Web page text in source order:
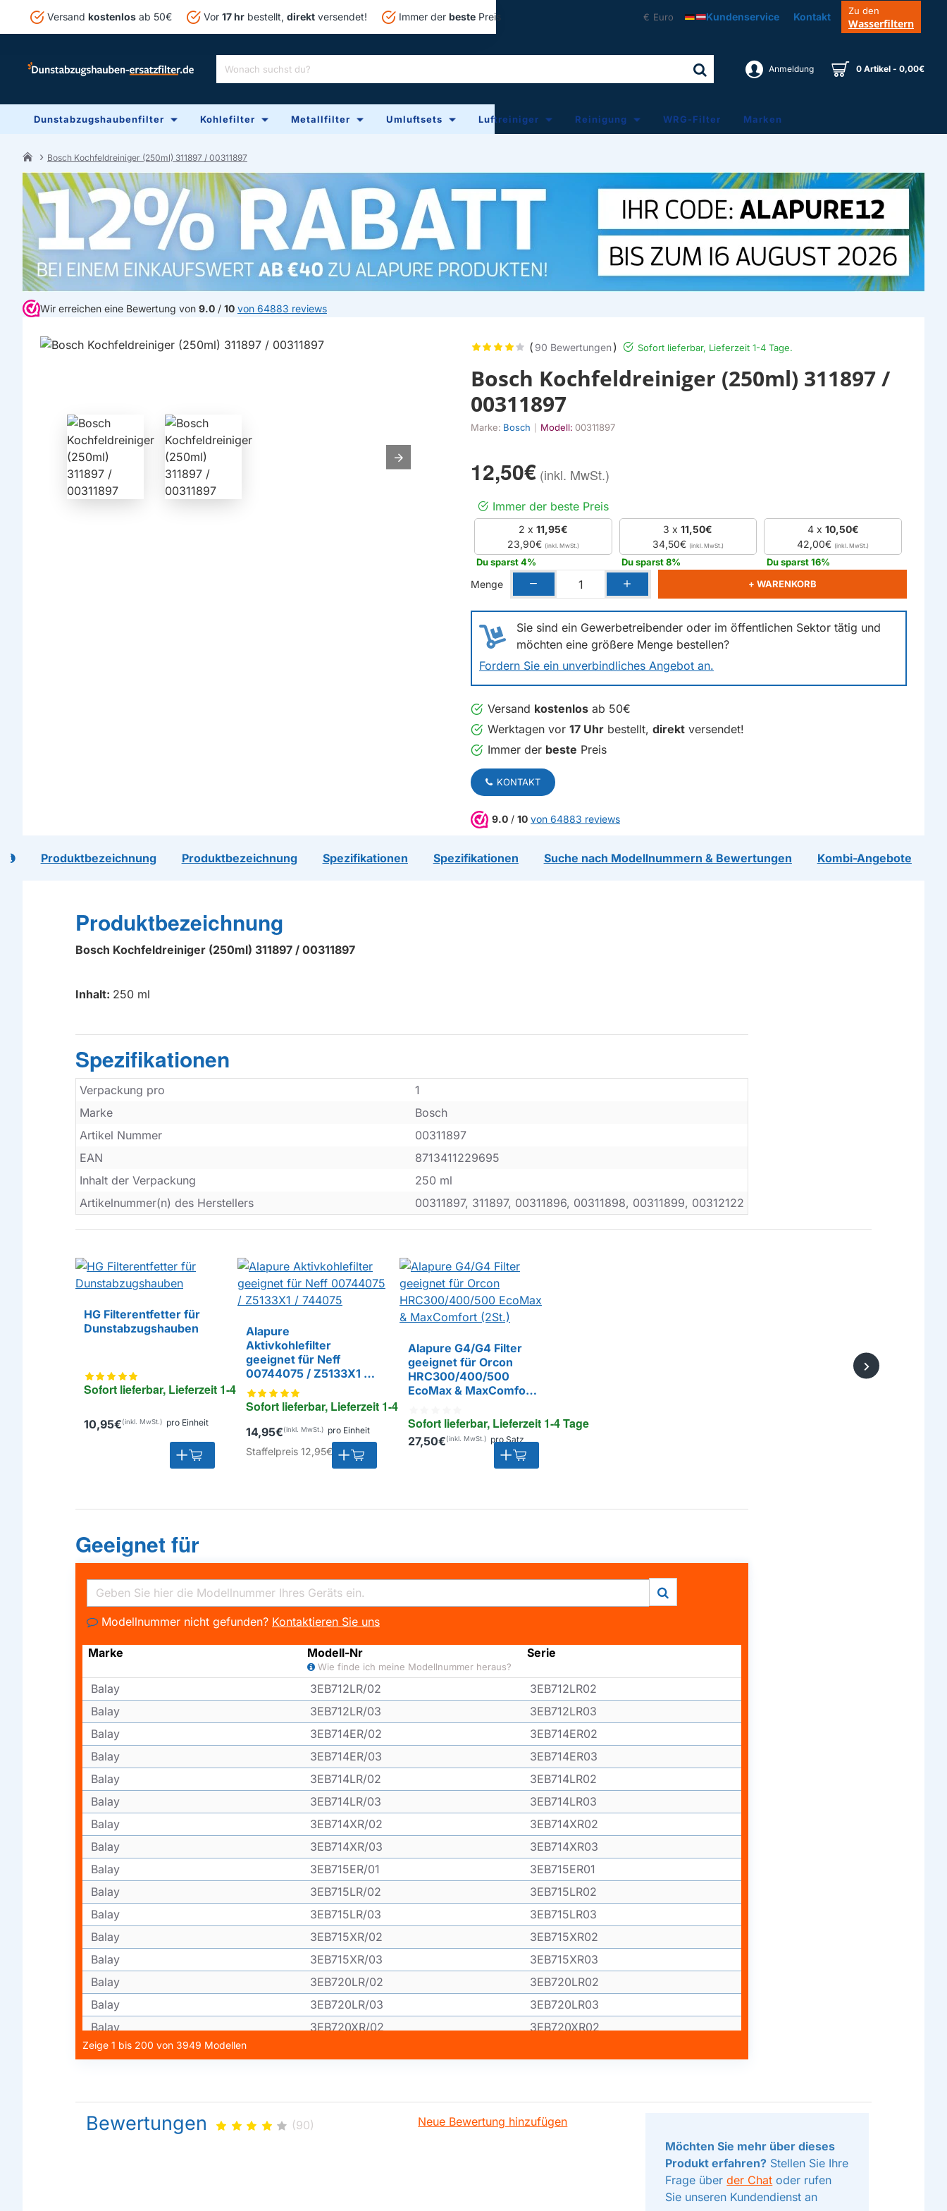
Versand kostenlos ab 50€ Vor 17 hr bestellt, direkt versendet! Immer der beste Preis € Euro Kundenservice Kontakt Zu den
Wasserfiltern
Wonach
du?
Anmeldung 0 Artikel - 0,00€
Dunstabzugshaubenfilter Kohlefilter Metallfilter Umluftsets Luftreiniger Reinigung WRG-Filter Marken
Bosch Kochfeldreiniger (250ml) 311897 / 00311897
Wir erreichen eine Bewertung von 9.0 / 10 von 64883 reviews
Bosch Kochfeldreiniger (250ml) 311897 /
00311897
Marke: Bosch Modell: 00311897
( 90 Bewertungen) Sofort lieferbar, Lieferzeit 1-4 Tage.
12,50€
Immer der beste Preis
2 x 11,95€
23,90€
Du sparst 4%
3 x11,50€
34,50€
Du sparst 8%
4 x 10,50€
42,00€
Du sparst 16%
Sie sind ein Gewerbetreibender oder im öffentlichen Sektor tätig und
möchten eine größere Menge bestellen?
Fordern Sie ein unverbindliches Angebot an.
Menge + WARENKORB
Versand kostenlos ab 50€
Werktagen vor 17 Uhr bestellt, direkt versendet!
Immer der beste Preis
KONTAKT
9.0 / 10 von 64883 reviews
Produktbezeichnung Produktbezeichnung Spezifikationen Spezifikationen Suche nach Modellnummern & Bewertungen Kombi-Angebote
Produktbezeichnung
Bosch Kochfeldreiniger (250ml) 311897 / 00311897
Inhalt: 250 ml
Spezifikationen
Verpackung pro
1
Marke
Bosch
Artikel Nummer
00311897
EAN
8713411229695
Inhalt der Verpackung
250 ml
Artikelnummer(n) des Herstellers
00311897, 311897, 00311896, 00311898, 00311899, 00312122
Sofort lieferbar, Lieferzeit 1-4 Tage
HG Filterentfetter für
Dunstabzugshauben
10,95€ pro Einheit
EIGENMARKE
Sofort lieferbar, Lieferzeit 1-4 Tage
Alapure
Aktivkohlefilter
geeignet für Neff
00744075 / Z5133X1 /
744075
14,95€ pro Einheit
Staffelpreis12,95€
EIGENMARKE
Sofort lieferbar, Lieferzeit 1-4 Tage
Alapure G4/G4 Filter
geeignet für Orcon
HRC300/400/500
EcoMax & MaxComfort
27,50€ pro Satz
Geeignet für
Modellnummer nicht gefunden? Kontaktieren Sie uns
Marke Modell-Nr
Wie finde ich meine Modellnummer heraus?
Serie
Balay 3EB712LR/02
3EB712LR02
Balay
3EB712LR/03
3EB712LR03
Balay
3EB714ER/02
3EB714ER02
Balay
3EB714ER/03
3EB714ER03
Balay
3EB714LR/02
3EB714LR02
Balay
3EB714LR/03
3EB714LR03
Balay
3EB714XR/02
3EB714XR02
Balay
3EB714XR/03
3EB714XR03
Balay
3EB715ER/01
3EB715ER01
Balay
3EB715LR/02
3EB715LR02
Balay
3EB715LR/03
3EB715LR03
Balay
3EB715XR/02
3EB715XR02
Balay
3EB715XR/03
3EB715XR03
Balay
3EB720LR/02
3EB720LR02
Balay
3EB720LR/03
3EB720LR03
Balay
3EB720XR/02
3EB720XR02
Balay
Balay
3EB721XR/02
3EB721XR02
Zeige 1 bis 200 von 3949 Modellen
Bewertungen (90)
Neue Bewertung hinzufügen
Möchten Sie mehr über dieses
Produkt erfahren? Stellen Sie Ihre
Frage überder Chat oder rufen
Sie unseren Kundendienst an